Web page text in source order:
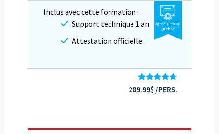
Inclus avec cette formation :
Support technique 1 an
Attestation officielle
Agréé Emploi
Québec
Note4.60
289.99$ /PERS.